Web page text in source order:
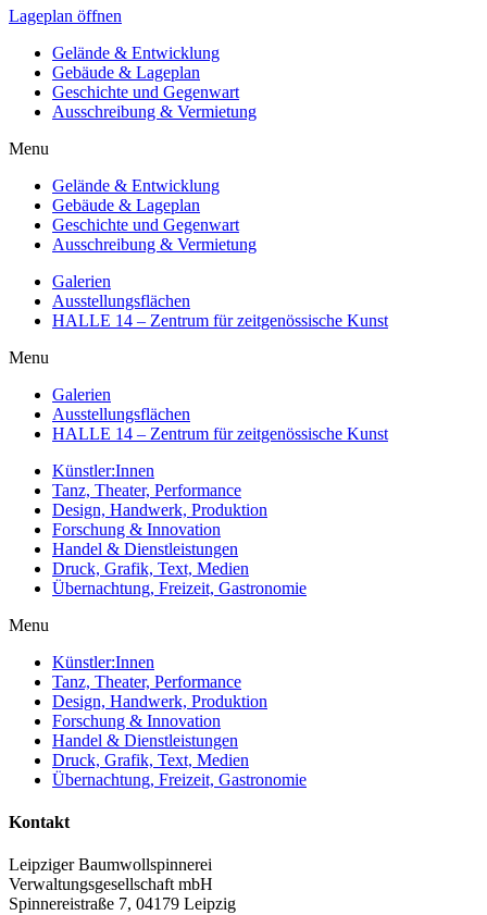
Lageplan öffnen
Gelände & Entwicklung
Gebäude & Lageplan
Geschichte und Gegenwart
Ausschreibung & Vermietung
Menu
Gelände & Entwicklung
Gebäude & Lageplan
Geschichte und Gegenwart
Ausschreibung & Vermietung
Galerien
Ausstellungsflächen
HALLE 14 – Zentrum für zeitgenössische Kunst
Menu
Galerien
Ausstellungsflächen
HALLE 14 – Zentrum für zeitgenössische Kunst
Künstler:Innen
Tanz, Theater, Performance
Design, Handwerk, Produktion
Forschung & Innovation
Handel & Dienstleistungen
Druck, Grafik, Text, Medien
Übernachtung, Freizeit, Gastronomie
Menu
Künstler:Innen
Tanz, Theater, Performance
Design, Handwerk, Produktion
Forschung & Innovation
Handel & Dienstleistungen
Druck, Grafik, Text, Medien
Übernachtung, Freizeit, Gastronomie
Kontakt
Leipziger Baumwollspinnerei
Verwaltungsgesellschaft mbH
Spinnereistraße 7, 04179 Leipzig